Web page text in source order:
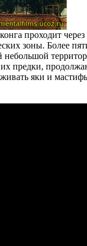
проходит
зоны. Более
небольшой
предки,
яки и